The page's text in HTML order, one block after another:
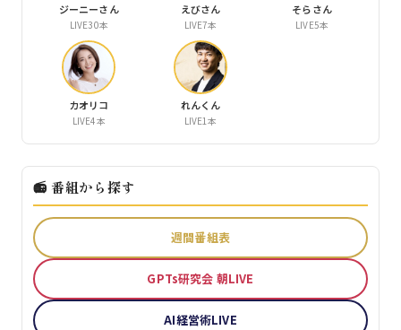
ジーニーさん
LIVE30本
えびさん
LIVE7本
そらさん
LIVE5本
カオリコ
LIVE4本
れんくん
LIVE1本
📻 番組から探す
週間番組表
GPTs研究会 朝LIVE
AI経営術LIVE